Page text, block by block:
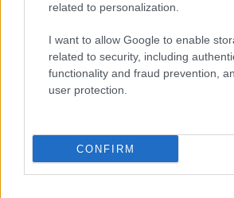
related to personalization.
I want to allow Google to enable
related to security, including
functionality and fraud prevention,
user protection.
CONFIRM
Jelenleg Oroszországban játszik.